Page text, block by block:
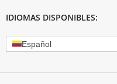
IDIOMAS DISPONIBLES:
Español